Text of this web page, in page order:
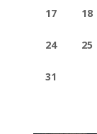
17 18
24 25
31